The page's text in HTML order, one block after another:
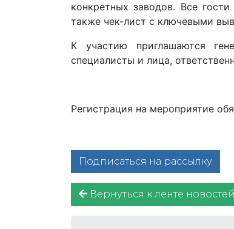
конкретных заводов. Все
также чек-лист с ключевыми
К участию приглашаются
специалисты и лица,
Регистрация на мероприятие
Подписаться на рассылку
Вернуться к ленте новостей